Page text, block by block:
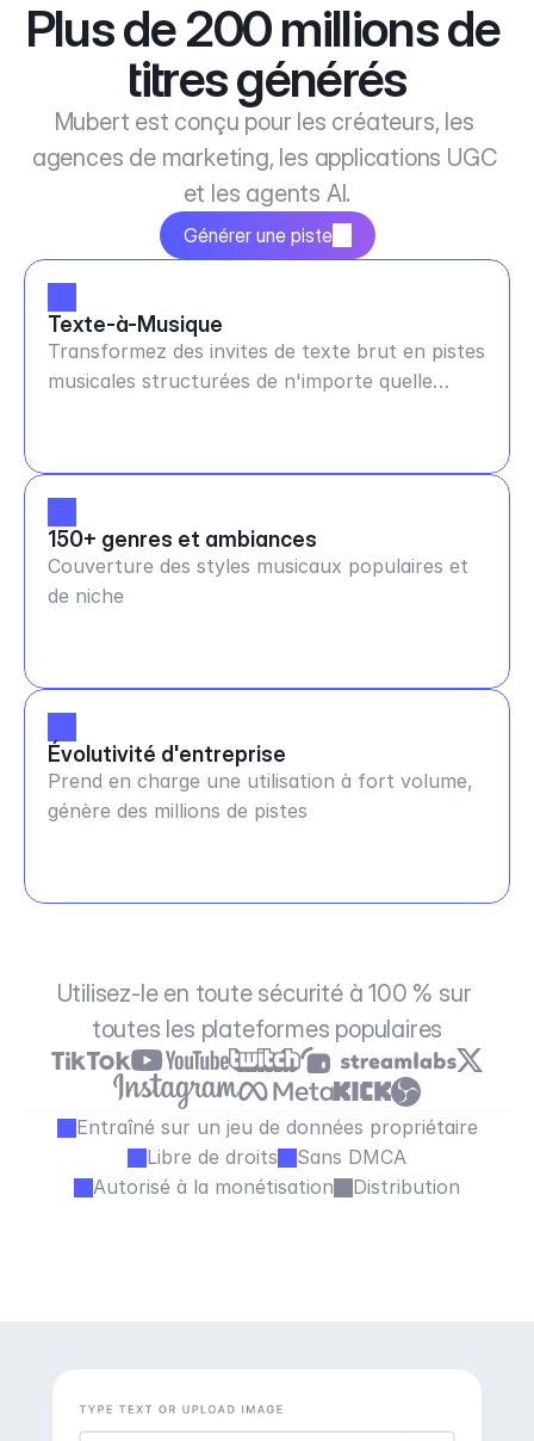
Plus de 200 millions de
titres générés
Mubert est conçu pour les créateurs, les
agences de marketing, les applications UGC
et les agents AI.
Générer une piste
Texte-à-Musique
Transformez des invites de texte brut en pistes
musicales structurées de n'importe quelle
150+ genres et ambiances
Couverture des styles musicaux populaires et
de niche
Évolutivité d'entreprise
Prend en charge une utilisation à fort volume,
génère des millions de pistes
Utilisez-le en toute sécurité à 100 % sur
toutes les plateformes populaires
Entraîné sur un jeu de données propriétaire
Libre de droits
Sans DMCA
Autorisé à la monétisation
Distribution